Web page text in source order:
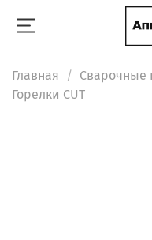
Главная
Сварочные
Горелки CUT